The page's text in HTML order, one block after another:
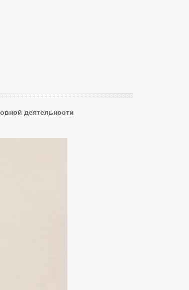
деятельности